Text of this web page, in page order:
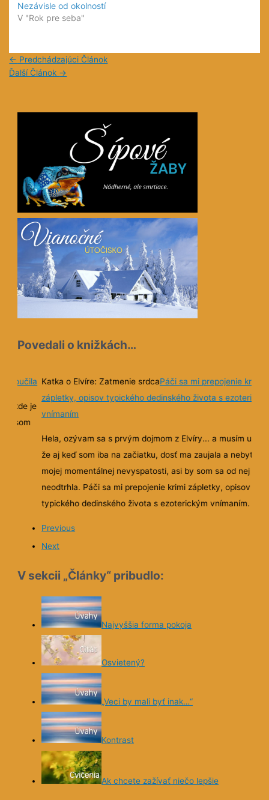
Nezávisle od okolností
V "Rok pre seba"
← Predchádzajúci Článok
Ďalší Článok →
Povedali o knižkách…
poučila
kde je
som
Katka o Elvíre: Zatmenie srdcaPáči sa mi prepojenie krimi
zápletky, opisov typického dedinského života s
vnímaním
Hela, ozývam sa s prvým dojmom z Elvíry... a musím
že aj keď som iba na začiatku, dosť ma zaujala a nebyť
mojej momentálnej nevyspatosti, asi by som sa od nej ani
neodtrhla. Páči sa mi prepojenie krimi zápletky, opisov
typického dedinského života s ezoterickým vnímaním.
Previous
Next
V sekcii „Články“ pribudlo:
Najvyššia forma pokoja
Osvietený?
„Veci by mali byť inak…“
Kontrast
Ak chcete zažívať niečo lepšie